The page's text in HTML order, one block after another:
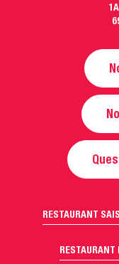
RESTAURANT
RESTAURANT